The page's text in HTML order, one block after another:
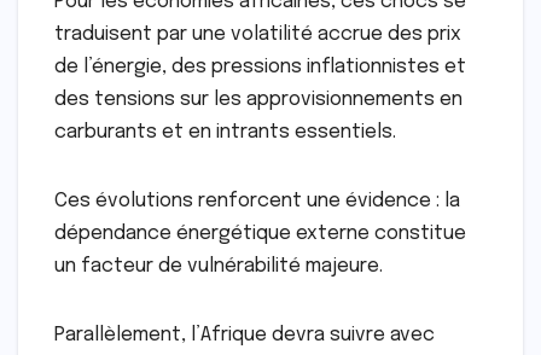
traduisent par une volatilité accrue des prix
de l’énergie, des pressions inflationnistes et
des tensions sur les approvisionnements en
carburants et en intrants essentiels.
Ces évolutions renforcent une évidence : la
dépendance énergétique externe constitue
un facteur de vulnérabilité majeure.
Parallèlement, l’Afrique devra suivre avec